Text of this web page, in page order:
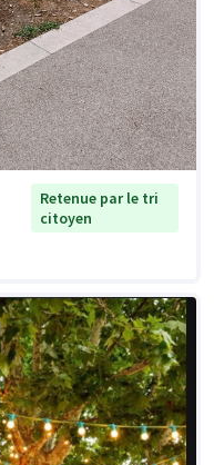
Retenue par le tri
citoyen